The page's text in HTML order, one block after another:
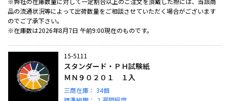
品の流通状況等によって出荷数量をご相談させていただく場合がございます
のでご了承下さい。
※在庫数は2026年8月7日 午前9:00現在のものです。
15-5111
スタンダード・ＰＨ試験紙
ＭＮ９０２０１ １入
三商在庫： 34個